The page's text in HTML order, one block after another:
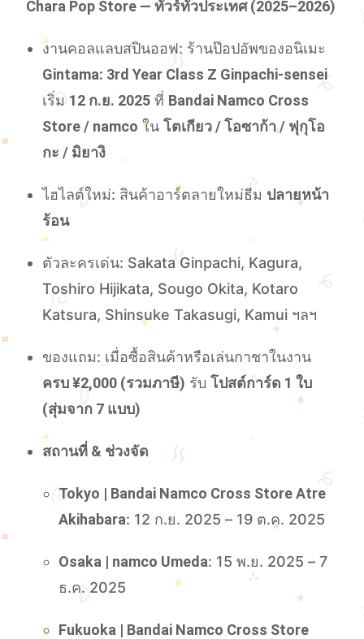
Chara Pop Store — ทัวร์ทั่วประเทศ (2025–2026)
งานคอลแลบสปินออฟ: ร้านป๊อปอัพของอนิเมะ
Gintama: 3rd Year Class Z Ginpachi-sensei
เริ่ม12 ก.ย. 2025 ที่ Bandai Namco Cross
Store / namco ในโตเกียว / โอซาก้า / ฟุกุโอ
กะ / มิยางิ
ไฮไลต์ใหม่: สินค้าอาร์ตลายใหม่ธีม ปลายหน้า
ร้อน
ตัวละครเด่น: Sakata Ginpachi, Kagura,
Toshiro Hijikata, Sougo Okita, Kotaro
Katsura, Shinsuke Takasugi, Kamui ฯลฯ
ของแถม: เมื่อซื้อสินค้าหรือเล่นกาชาในงาน
ครบ ¥2,000 (รวมภาษี) รับโปสต์การ์ด 1 ใบ
(สุ่มจาก 7 แบบ)
สถานที่ & ช่วงจัด
Tokyo | Bandai Namco Cross Store Atre
Akihabara: 12 ก.ย. 2025 – 19 ต.ค. 2025
Osaka | namco Umeda: 15 พ.ย. 2025 – 7
ธ.ค. 2025
Fukuoka | Bandai Namco Cross Store